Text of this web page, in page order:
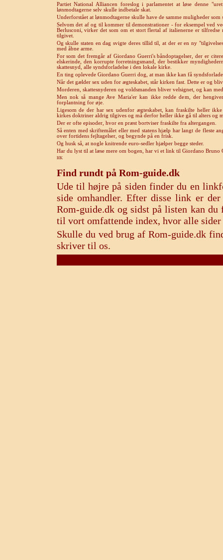
Partiet National Alliancen foreslog i parlamentet at løse denne
lønmodtagerne selv skulle indbetale skat.
Underforstået at lønmodtagerne skulle have de samme muligheder
Selvom det af og til kommer til demonstrationer - for eksempel ved
Berlusconi, virker det som om et stort flertal af italienerne er tilfredse
tilgivet.
Og skulle staten en dag svigte deres tillid til, at der er en ny
med åbne arme.
For som det fremgår af Giordano Guerri's båndoptagelser, der er
elskerinde, den korrupte forretningsmand, der bestikker
skattesnyd, alle syndsforladelse i den lokale kirke.
En ting oplevede Giordano Guerri dog, at man ikke kan få
Når det gælder sex uden for ægteskabet, står kirken fast. Dette er og
Morderen, skattesnyderen og voldsmanden bliver velsignet, og kan
Men nok så mange Ave Maria'er kan ikke redde dem, der
forplantning for øje.
Ligesom de der har sex udenfor ægteskabet, kan fraskilte heller
kirkes doktriner aldrig tilgives og må derfor heller ikke gå til alters og
Der er ofte episoder, hvor en præst bortviser fraskilte fra altergangen.
Så enten med skriftemålet eller med statens hjælp har langt de fleste
over fortidens fejltagelser, og begynde på en frisk.
Og husk så, at nogle knitrende euro-sedler hjælper begge steder.
Har du lyst til at læse mere om bogen, har vi et link til Giordano Bruno
HK
Find rundt på Rom-guide.dk
Ude til højre på siden finder du en
side omhandler. Efter disse link er
Rom-guide.dk og sidst på listen kan
til vort omfattende index, hvor alle
Skulle du ved brug af Rom-guide.dk
skriver til os.